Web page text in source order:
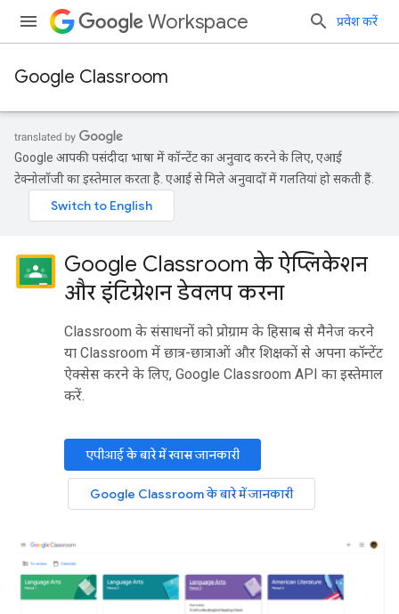
Workspace प्रवेश करें
Google Classroom
Google आपकी पसंदीदा भाषा में कॉन्टेंट का अनुवाद करने के लिए, एआई
टेक्नोलॉजी का इस्तेमाल करता है. एआई से मिले अनुवादों में गलतियां हो सकती हैं.
Google Classroom के ऐप्लिकेशन
और इंटिग्रेशन डेवलप करना
Classroom के संसाधनों को प्रोग्राम के हिसाब से मैनेज करने
या Classroom में छात्र-छात्राओं और शिक्षकों से अपना कॉन्टेंट
ऐक्सेस करने के लिए, Google Classroom API का इस्तेमाल
करें.
एपीआई के बारे में खास जानकारी
Google Classroom के बारे में जानकारी